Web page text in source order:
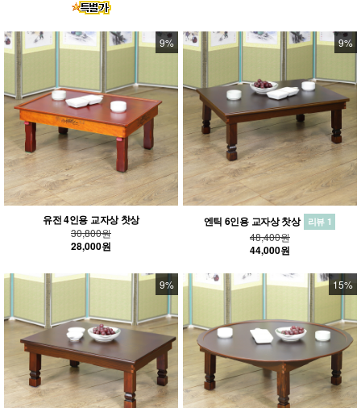
9%
유전 4인용 교자상 찻상
30,800원
28,000원
9%
엔틱 6인용 교자상 찻상 리뷰 1
48,400원
44,000원
9% 15%